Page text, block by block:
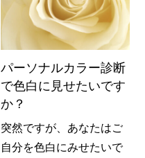
パーソナルカラー診断
で色白に見せたいです
か？
突然ですが、あなたはご
自分を色白にみせたいで